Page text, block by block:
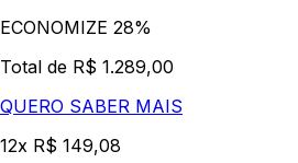
ECONOMIZE 28%
Total de R$ 1.289,00
QUERO SABER MAIS
12x R$ 149,08